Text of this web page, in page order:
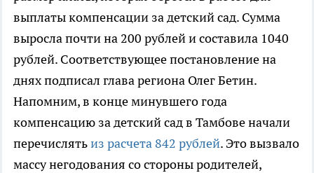
выплаты компенсации за детский сад. Сумма
выросла почти на 200 рублей и составила 1040
рублей. Соответствующее постановление на
днях подписал глава региона Олег Бетин.
Напомним, в конце минувшего года
компенсацию за детский сад в Тамбове начали
перечислятьиз расчета 842 рублей. Это вызвало
массу негодования со стороны родителей,